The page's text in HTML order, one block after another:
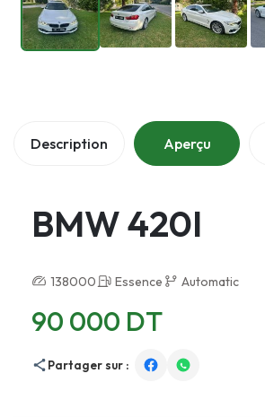
Description Aperçu
BMW 420I
138000 Essence Automatic
90 000 DT
Partager sur :